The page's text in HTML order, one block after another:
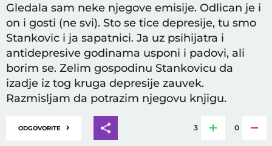
Gledala sam neke njegove emisije. Odlican je i
on i gosti (ne svi). Sto se tice depresije, tu smo
Stankovic i ja sapatnici. Ja uz psihijatra i
antidepresive godinama usponi i padovi, ali
borim se. Zelim gospodinu Stankovicu da
izadje iz tog kruga depresije zauvek.
Razmisljam da potrazim njegovu knjigu.
ODGOVORITE › 3 0